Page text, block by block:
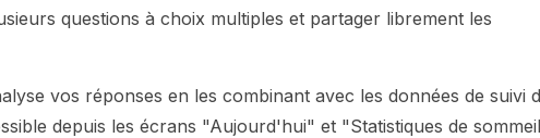
questions à choix multiples et partager librement les
vos réponses en les combinant avec les données de suivi
depuis les écrans "Aujourd'hui" et "Statistiques de